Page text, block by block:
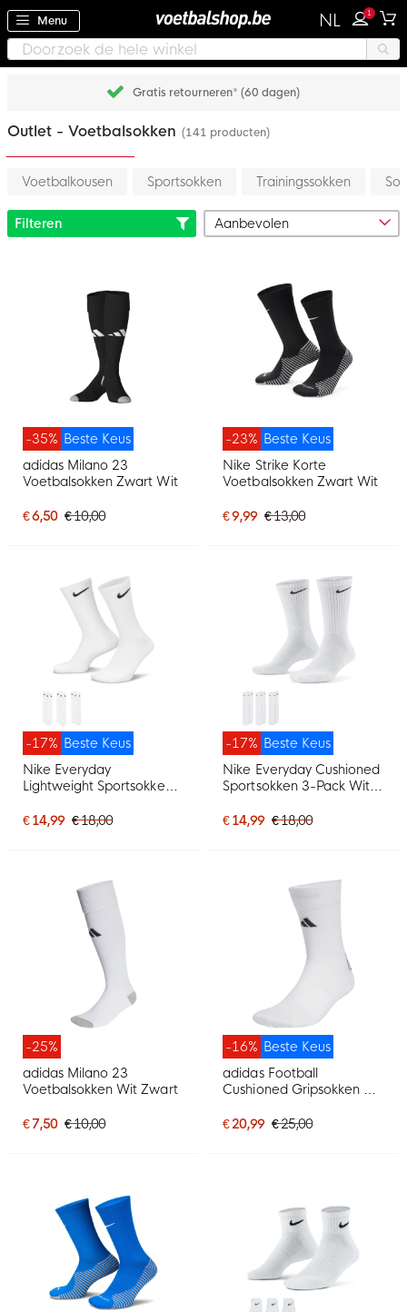
Menu NL 1
Gratis retourneren* (60 dagen)
Outlet - Voetbalsokken (141 producten)
Voetbalkousen Sportsokken Trainingssokken
Filteren
Beste Keus
-35%
adidas Milano 23
Voetbalsokken Zwart Wit
€ 6,50 € 10,00
Beste Keus
-23%
Nike Strike Korte
Voetbalsokken Zwart Wit
€ 9,99 € 13,00
Beste Keus
-17%
Nike Everyday
Lightweight Sportsokken
€ 14,99 € 18,00
Beste Keus
-17%
Nike Everyday Cushioned
Sportsokken 3-Pack Wit
€ 14,99 € 18,00
-25%
adidas Milano 23
Voetbalsokken Wit Zwart
€ 7,50 € 10,00
Beste Keus
-16%
adidas Football
Cushioned Gripsokken Wit
€ 20,99 € 25,00